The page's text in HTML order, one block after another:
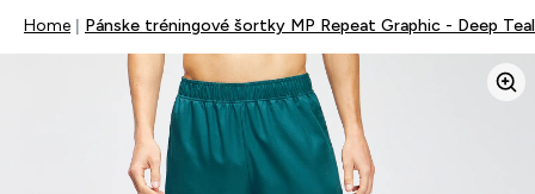
Home Pánske tréningové šortky MP Repeat Graphic - Deep Teal